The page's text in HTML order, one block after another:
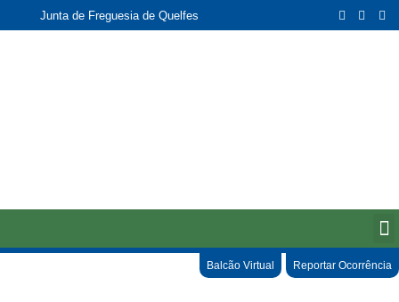
Junta de Freguesia de Quelfes
Balcão Virtual Reportar Ocorrência